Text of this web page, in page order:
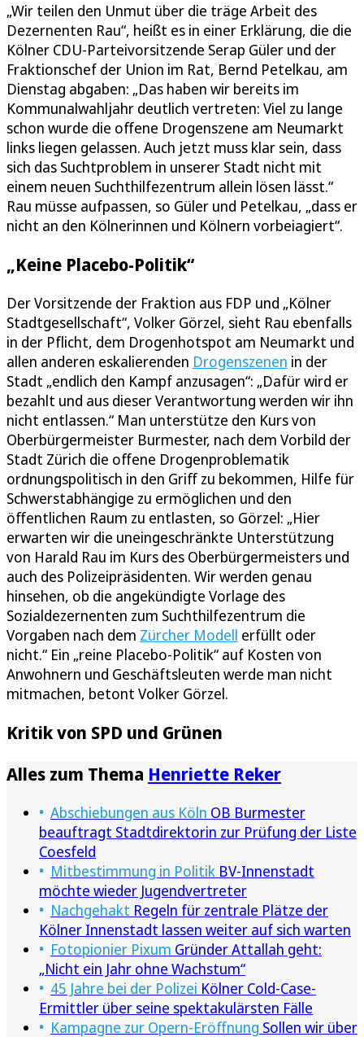
„Wir teilen den Unmut über die träge Arbeit des
Dezernenten Rau“, heißt es in einer Erklärung, die die
Kölner CDU-Parteivorsitzende Serap Güler und der
Fraktionschef der Union im Rat, Bernd Petelkau, am
Dienstag abgaben: „Das haben wir bereits im
Kommunalwahljahr deutlich vertreten: Viel zu lange
schon wurde die offene Drogenszene am Neumarkt
links liegen gelassen. Auch jetzt muss klar sein, dass
sich das Suchtproblem in unserer Stadt nicht mit
einem neuen Suchthilfezentrum allein lösen lässt.“
Rau müsse aufpassen, so Güler und Petelkau, „dass er
nicht an den Kölnerinnen und Kölnern vorbeiagiert“.
„Keine Placebo-Politik“
Der Vorsitzende der Fraktion aus FDP und „Kölner
Stadtgesellschaft“, Volker Görzel, sieht Rau ebenfalls
in der Pflicht, dem Drogenhotspot am Neumarkt und
allen anderen eskalierenden Drogenszenen in der
Stadt „endlich den Kampf anzusagen“: „Dafür wird er
bezahlt und aus dieser Verantwortung werden wir ihn
nicht entlassen.“ Man unterstütze den Kurs von
Oberbürgermeister Burmester, nach dem Vorbild der
Stadt Zürich die offene Drogenproblematik
ordnungspolitisch in den Griff zu bekommen, Hilfe für
Schwerstabhängige zu ermöglichen und den
öffentlichen Raum zu entlasten, so Görzel: „Hier
erwarten wir die uneingeschränkte Unterstützung
von Harald Rau im Kurs des Oberbürgermeisters und
auch des Polizeipräsidenten. Wir werden genau
hinsehen, ob die angekündigte Vorlage des
Sozialdezernenten zum Suchthilfezentrum die
Vorgaben nach dem Zürcher Modell erfüllt oder
nicht.“ Ein „reine Placebo-Politik“ auf Kosten von
Anwohnern und Geschäftsleuten werde man nicht
mitmachen, betont Volker Görzel.
Kritik von SPD und Grünen
Alles zum Thema Henriette Reker
Abschiebungen aus Köln OB Burmester
beauftragt Stadtdirektorin zur Prüfung der Liste
Coesfeld
Mitbestimmung in Politik BV-Innenstadt
möchte wieder Jugendvertreter
Nachgehakt Regeln für zentrale Plätze der
Kölner Innenstadt lassen weiter auf sich warten
Fotopionier Pixum Gründer Attallah geht:
„Nicht ein Jahr ohne Wachstum“
45 Jahre bei der Polizei Kölner Cold-Case-
Ermittler über seine spektakulärsten Fälle
Kampagne zur Opern-Eröffnung Sollen wir über